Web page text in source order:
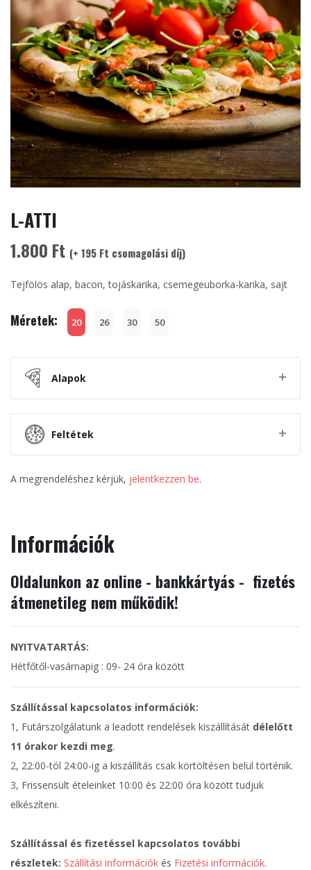
L-ATTI
1.800 Ft (+ 195 Ft csomagolási díj)
Tejfölös alap, bacon, tojáskarika, csemegeuborka-karika, sajt
Méretek: 20 26 30 50
Alapok
Feltétek
A megrendeléshez kérjük, jelentkezzen be.
Információk
Oldalunkon az online - bankkártyás - fizetés
átmenetileg nem működik!
NYITVATARTÁS:
Hétfőtől-vasárnapig : 09- 24 óra között
Szállítással kapcsolatos információk:
1, Futárszolgálatunk a leadott rendelések kiszállítását délelőtt
11 órakor kezdi meg.
2, 22:00-tól 24:00-ig a kiszállítás csak körtöltésen belül történik.
3, Frissensült ételeinket 10:00 és 22:00 óra között tudjuk
elkészíteni.
Szállítással és fizetéssel kapcsolatos további
részletek: Szállítási információk és Fizetési információk.